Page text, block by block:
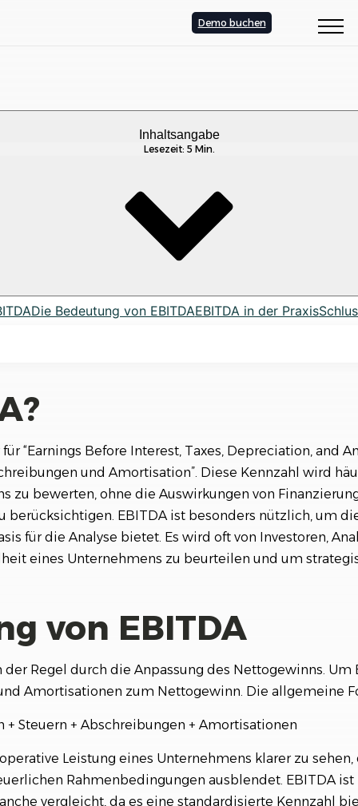
Demo buchen
Inhaltsangabe
Lesezeit: 5 Min.
Die Bedeutung von EBITDAEBITDA in der Praxis
“Earnings Before Interest, Taxes, Depreciation, and
und Amortisation”. Diese Kennzahl wird
zu bewerten, ohne die Auswirkungen von
berücksichtigen. EBITDA ist besonders nützlich, um
für die Analyse bietet. Es wird oft von Investoren,
eines Unternehmens zu beurteilen und um
von EBITDA
Regel durch die Anpassung des Nettogewinns.
Amortisationen zum Nettogewinn. Die allgemeine
+ Steuern + Abschreibungen + Amortisationen
Leistung eines Unternehmens klarer zu sehen,
Rahmenbedingungen ausblendet. EBITDA
vergleicht, da es eine standardisierte Kennzahl